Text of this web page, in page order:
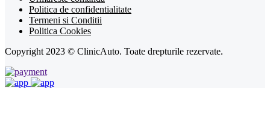
Politica de confidentialitate
Termeni si Conditii
Politica Cookies
Copyright 2023 © ClinicAuto. Toate drepturile rezervate.